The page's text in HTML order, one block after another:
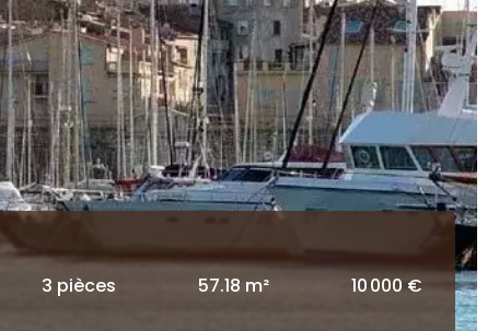
3 pièces 57.18 m² 10 000 €